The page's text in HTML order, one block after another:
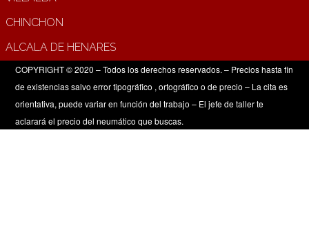
CHINCHON
ALCALA DE HENARES
COPYRIGHT © 2020 – Todos los derechos reservados. – Precios hasta fin
de existencias salvo error tipográfico , ortográfico o de precio – La cita es
orientativa, puede variar en función del trabajo – El jefe de taller te
aclarará el precio del neumático que buscas.